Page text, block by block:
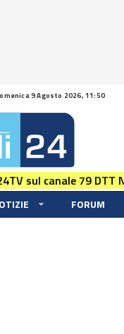
9 Agosto 2026, 11:50
sul canale 79
FORUM